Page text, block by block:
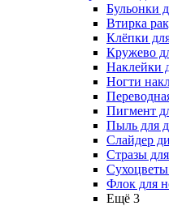
Бульонки
Втирка
Клёпки
Кружево
Наклейки
Ногти
Пигмент
Пыль для
Слайдер
Стразы
Сухоцветы
Флок для
Ещё 3